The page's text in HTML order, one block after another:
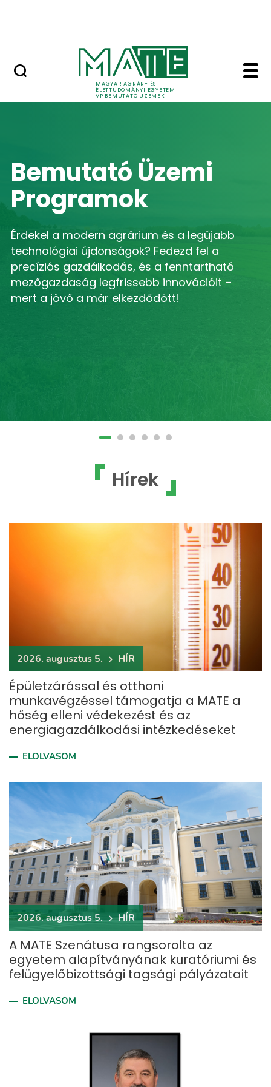
MAGYAR AGRÁR- ÉS
ÉLETTUDOMÁNYI EGYETEM
VP BEMUTATÓ ÜZEMEK
Home - VP Bemutató
Bemutató Üzemi
Programok
Érdekel a modern agrárium és a legújabb
technológiai újdonságok? Fedezd fel a
precíziós gazdálkodás, és a fenntartható
mezőgazdaság legfrissebb innovációit –
mert a jövő a már elkezdődött!
Hírek
2026. augusztus 5. HÍR
Épületzárással és otthoni
munkavégzéssel támogatja a MATE a
hőség elleni védekezést és az
energiagazdálkodási intézkedéseket
ELOLVASOM
2026. augusztus 5. HÍR
A MATE Szenátusa rangsorolta az
egyetem alapítványának kuratóriumi és
felügyelőbizottsági tagsági pályázatait
ELOLVASOM